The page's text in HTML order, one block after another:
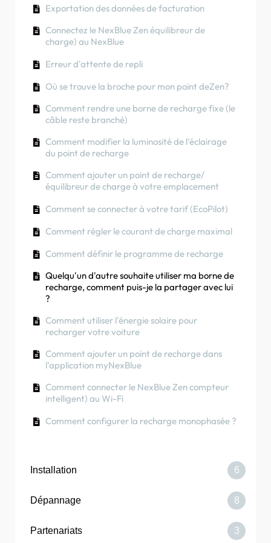
(applicationNexBlue )
Rotation de phase
4G pendant/après l'installation
Procédure de test RCD
comportement inattendu
Protection contre les courants résiduels
Rotation de phase
Comment utiliser l'énergie solaire pour
recharger votre voiture
Comment vérifier si un produit a rencontré un
comportement inattendu
Comment connecter le NexBlue Zen compteur
intelligent) au Wi-Fi
Intégrer le terminal du panneau solaire avec
l'équilibreur de charge
Comment connecter le point de recharge à la
4G pendant/après l'installation
Comment effectuer une réinitialisation d'usine
d'un produit
Comment créer et gérer des emplacements
Comment vérifier si un produit a rencontré un
comportement inattendu
État de charge
Rotation de phase
Comment transférer la propriété au client final
(Portail partenaires)
Préconfiguration : effectuez à distance la
configuration de l'installation sur le portail.
Chaque nouvel installateur doit-il obtenir un
nom d'utilisateur et un mot de passe ?
Comment changer le fusible principal sur le
portail partenaire ?
recharge, comment puis-je la partager avec lui
Couleurs du chargeur
Exportation des données de facturation
Connectez le NexBlue Zen équilibreur de
charge) au NexBlue
Erreur d'attente de repli
Où se trouve la broche pour mon point deZen?
Comment rendre une borne de recharge fixe (le
câble reste branché)
Comment modifier la luminosité de l'éclairage
du point de recharge
Comment ajouter un point de recharge/
équilibreur de charge à votre emplacement
Comment se connecter à votre tarif (EcoPilot)
Comment régler le courant de charge maximal
Comment définir le programme de recharge
Quelqu'un d'autre souhaite utiliser ma borne de
recharge, comment puis-je la partager avec lui
?
Comment utiliser l'énergie solaire pour
recharger votre voiture
Comment ajouter un point de recharge dans
l'application myNexBlue
Comment connecter le NexBlue Zen compteur
intelligent) au Wi-Fi
Comment configurer la recharge monophasée ?
Installation 6
Comment commander un Point NexBlue
Dépannage 8
Partenariats 3